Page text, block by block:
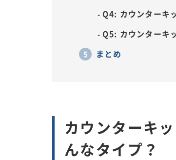
Q4: カウンターキ
Q5: カウンターキ
まとめ
カウンターキ
んなタイプ？